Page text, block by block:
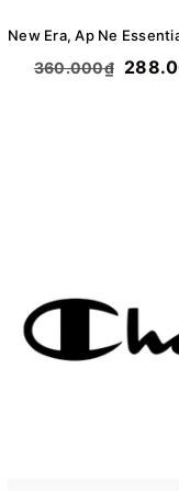
360.000₫